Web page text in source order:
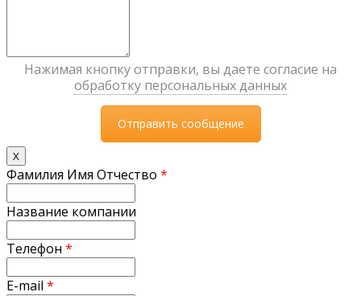
Нажимая кнопку отправки, вы даете согласие на
обработку персональных данных
X
Фамилия Имя Отчество *
Название компании
Телефон *
E-mail *